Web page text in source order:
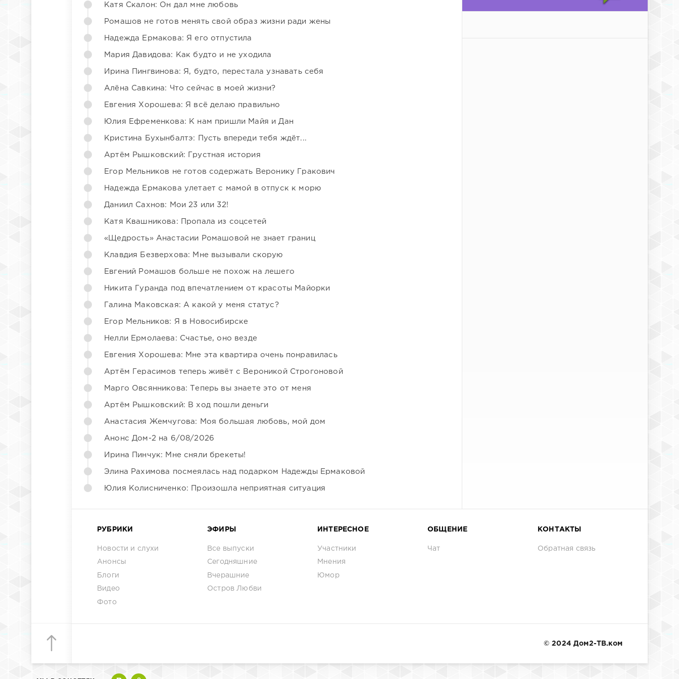
Катя Скалон: Он дал мне любовь
Ромашов не готов менять свой образ жизни ради жены
Надежда Ермакова: Я его отпустила
Мария Давидова: Как будто и не уходила
Ирина Пингвинова: Я, будто, перестала узнавать себя
Алёна Савкина: Что сейчас в моей жизни?
Евгения Хорошева: Я всё делаю правильно
Юлия Ефременкова: К нам пришли Майя и Дан
Кристина Бухынбалтэ: Пусть впереди тебя ждёт...
Артём Рышковский: Грустная история
Егор Мельников не готов содержать Веронику Гракович
Надежда Ермакова улетает с мамой в отпуск к морю
Даниил Сахнов: Мои 23 или 32!
Катя Квашникова: Пропала из соцсетей
«Щедрость» Анастасии Ромашовой не знает границ
Клавдия Безверхова: Мне вызывали скорую
Евгений Ромашов больше не похож на лешего
Никита Гуранда под впечатлением от красоты Майорки
Галина Маковская: А какой у меня статус?
Егор Мельников: Я в Новосибирске
Нелли Ермолаева: Счастье, оно везде
Евгения Хорошева: Мне эта квартира очень понравилась
Артём Герасимов теперь живёт с Вероникой Строгоновой
Марго Овсянникова: Теперь вы знаете это от меня
Артём Рышковский: В ход пошли деньги
Анастасия Жемчугова: Моя большая любовь, мой дом
Анонс Дом-2 на 6/08/2026
Ирина Пинчук: Мне сняли брекеты!
Элина Рахимова посмеялась над подарком Надежды Ермаковой
Юлия Колисниченко: Произошла неприятная ситуация
РУБРИКИ
Новости и слухи
Анонсы
Блоги
Видео
Фото
ЭФИРЫ
Все выпуски
Сегодняшние
Вчерашние
Остров Любви
ИНТЕРЕСНОЕ
Участники
Мнения
Юмор
ОБЩЕНИЕ
Чат
КОНТАКТЫ
Обратная связь
© 2024 Дом2-ТВ.ком